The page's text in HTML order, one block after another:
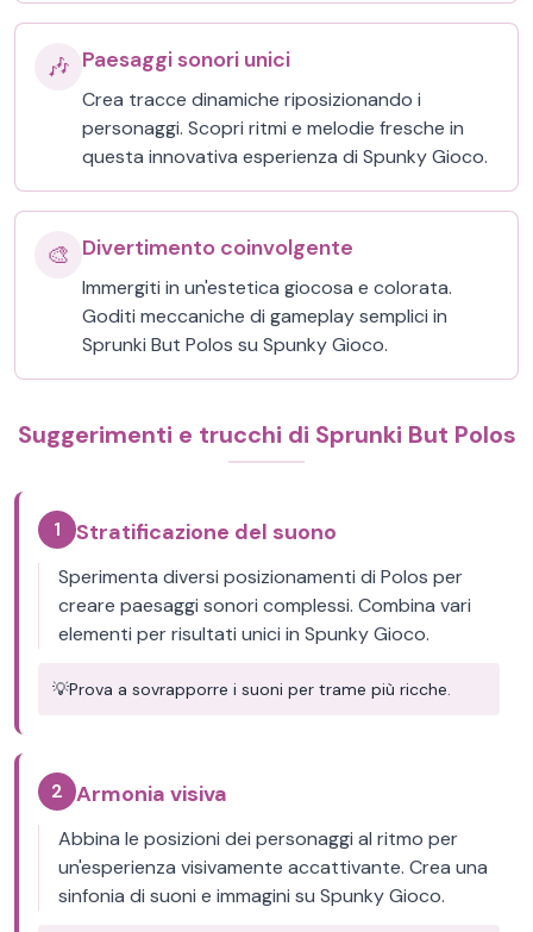
🎶 Paesaggi sonori unici
Crea tracce dinamiche riposizionando i
personaggi. Scopri ritmi e melodie fresche in
questa innovativa esperienza di Spunky Gioco.
🎨 Divertimento coinvolgente
Immergiti in un'estetica giocosa e colorata.
Goditi meccaniche di gameplay semplici in
Sprunki But Polos su Spunky Gioco.
Suggerimenti e trucchi di Sprunki But Polos
1 Stratificazione del suono
Sperimenta diversi posizionamenti di Polos per
creare paesaggi sonori complessi. Combina vari
elementi per risultati unici in Spunky Gioco.
💡Prova a sovrapporre i suoni per trame più ricche.
2 Armonia visiva
Abbina le posizioni dei personaggi al ritmo per
un'esperienza visivamente accattivante. Crea una
sinfonia di suoni e immagini su Spunky Gioco.